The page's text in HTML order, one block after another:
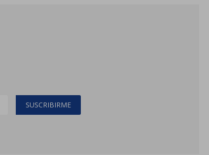
SUSCRIBIRME